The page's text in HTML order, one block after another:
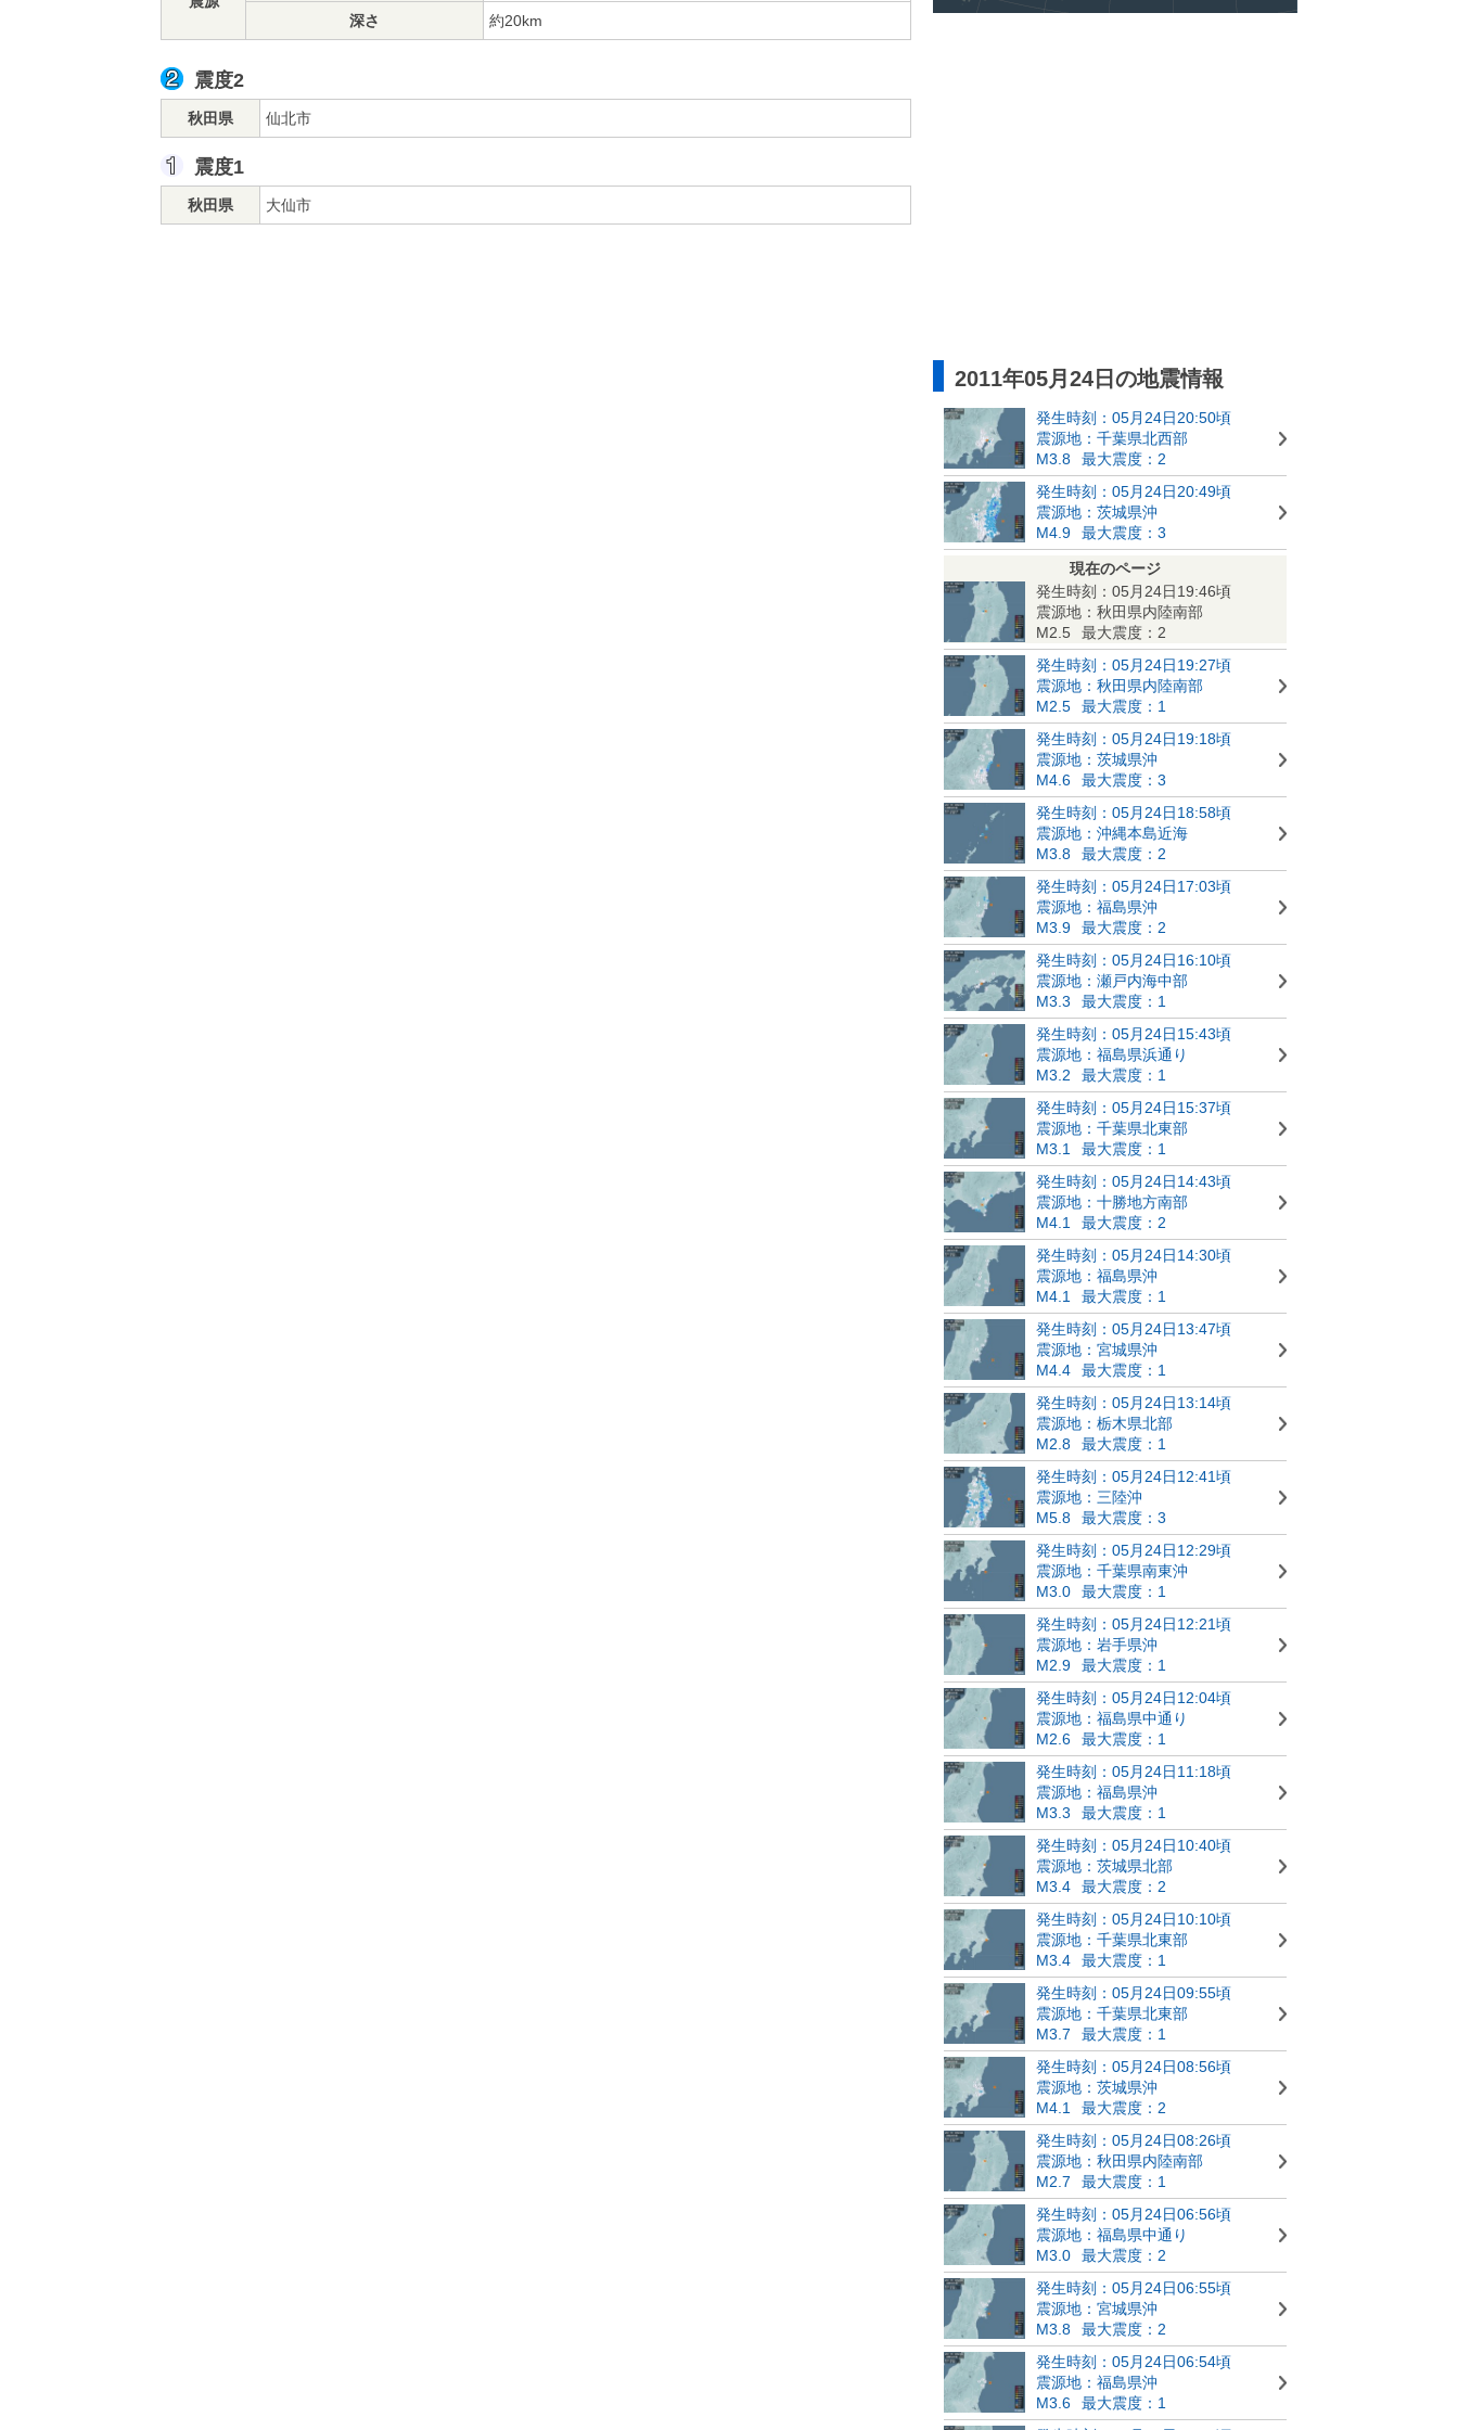
深さ
約20km
震度2
秋田県 仙北市
震度1
秋田県 大仙市
2011年05月24日の地震情報
発生時刻：05月24日20:50頃
震源地：千葉県北西部
M3.8
最大震度：2
発生時刻：05月24日20:49頃
震源地：茨城県沖
M4.9
最大震度：3
現在のページ
発生時刻：05月24日19:46頃
震源地：秋田県内陸南部
M2.5
最大震度：2
発生時刻：05月24日19:27頃
震源地：秋田県内陸南部
M2.5
最大震度：1
発生時刻：05月24日19:18頃
震源地：茨城県沖
M4.6
最大震度：3
発生時刻：05月24日18:58頃
震源地：沖縄本島近海
M3.8
最大震度：2
発生時刻：05月24日17:03頃
震源地：福島県沖
M3.9
最大震度：2
発生時刻：05月24日16:10頃
震源地：瀬戸内海中部
M3.3
最大震度：1
発生時刻：05月24日15:43頃
震源地：福島県浜通り
M3.2
最大震度：1
発生時刻：05月24日15:37頃
震源地：千葉県北東部
M3.1
最大震度：1
発生時刻：05月24日14:43頃
震源地：十勝地方南部
M4.1
最大震度：2
発生時刻：05月24日14:30頃
震源地：福島県沖
M4.1
最大震度：1
発生時刻：05月24日13:47頃
震源地：宮城県沖
M4.4
最大震度：1
発生時刻：05月24日13:14頃
震源地：栃木県北部
M2.8
最大震度：1
発生時刻：05月24日12:41頃
震源地：三陸沖
M5.8
最大震度：3
発生時刻：05月24日12:29頃
震源地：千葉県南東沖
M3.0
最大震度：1
発生時刻：05月24日12:21頃
震源地：岩手県沖
M2.9
最大震度：1
発生時刻：05月24日12:04頃
震源地：福島県中通り
M2.6
最大震度：1
発生時刻：05月24日11:18頃
震源地：福島県沖
M3.3
最大震度：1
発生時刻：05月24日10:40頃
震源地：茨城県北部
M3.4
最大震度：2
発生時刻：05月24日10:10頃
震源地：千葉県北東部
M3.4
最大震度：1
発生時刻：05月24日09:55頃
震源地：千葉県北東部
M3.7
最大震度：1
発生時刻：05月24日08:56頃
震源地：茨城県沖
M4.1
最大震度：2
発生時刻：05月24日08:26頃
震源地：秋田県内陸南部
M2.7
最大震度：1
発生時刻：05月24日06:56頃
震源地：福島県中通り
M3.0
最大震度：2
発生時刻：05月24日06:55頃
震源地：宮城県沖
M3.8
最大震度：2
発生時刻：05月24日06:54頃
震源地：福島県沖
M3.6
最大震度：1